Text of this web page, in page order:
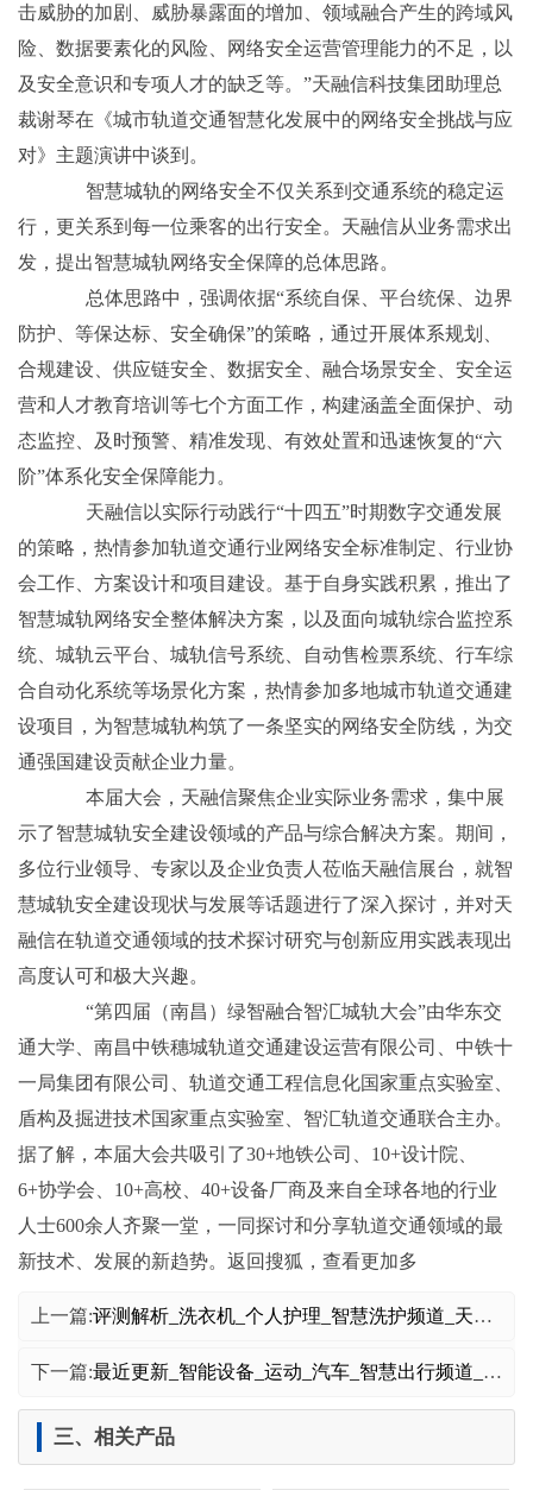
击威胁的加剧、威胁暴露面的增加、领域融合产生的跨域风
险、数据要素化的风险、网络安全运营管理能力的不足，以
及安全意识和专项人才的缺乏等。”天融信科技集团助理总
裁谢琴在《城市轨道交通智慧化发展中的网络安全挑战与应
对》主题演讲中谈到。
智慧城轨的网络安全不仅关系到交通系统的稳定运
行，更关系到每一位乘客的出行安全。天融信从业务需求出
发，提出智慧城轨网络安全保障的总体思路。
总体思路中，强调依据“系统自保、平台统保、边界
防护、等保达标、安全确保”的策略，通过开展体系规划、
合规建设、供应链安全、数据安全、融合场景安全、安全运
营和人才教育培训等七个方面工作，构建涵盖全面保护、动
态监控、及时预警、精准发现、有效处置和迅速恢复的“六
阶”体系化安全保障能力。
天融信以实际行动践行“十四五”时期数字交通发展
的策略，热情参加轨道交通行业网络安全标准制定、行业协
会工作、方案设计和项目建设。基于自身实践积累，推出了
智慧城轨网络安全整体解决方案，以及面向城轨综合监控系
统、城轨云平台、城轨信号系统、自动售检票系统、行车综
合自动化系统等场景化方案，热情参加多地城市轨道交通建
设项目，为智慧城轨构筑了一条坚实的网络安全防线，为交
通强国建设贡献企业力量。
本届大会，天融信聚焦企业实际业务需求，集中展
示了智慧城轨安全建设领域的产品与综合解决方案。期间，
多位行业领导、专家以及企业负责人莅临天融信展台，就智
慧城轨安全建设现状与发展等话题进行了深入探讨，并对天
融信在轨道交通领域的技术探讨研究与创新应用实践表现出
高度认可和极大兴趣。
“第四届（南昌）绿智融合智汇城轨大会”由华东交
通大学、南昌中铁穗城轨道交通建设运营有限公司、中铁十
一局集团有限公司、轨道交通工程信息化国家重点实验室、
盾构及掘进技术国家重点实验室、智汇轨道交通联合主办。
据了解，本届大会共吸引了30+地铁公司、10+设计院、
6+协学会、10+高校、40+设备厂商及来自全球各地的行业
人士600余人齐聚一堂，一同探讨和分享轨道交通领域的最
新技术、发展的新趋势。返回搜狐，查看更加多
上一篇:评测解析_洗衣机_个人护理_智慧洗护频道_天极网
下一篇:最近更新_智能设备_运动_汽车_智慧出行频道_天极网
三、相关产品